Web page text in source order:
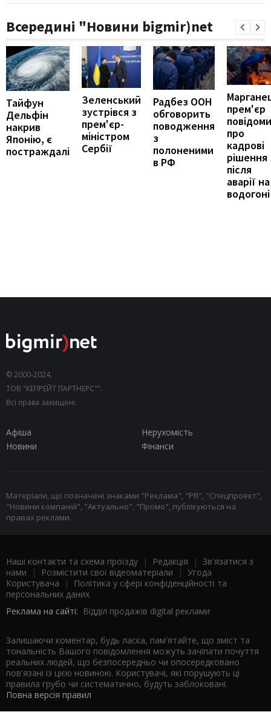
Всередині "Новини bigmir)net
Тайфун
Дельфін
накрив
Японію, є
постраждалі
Зеленський
зустрівся з
прем'єр-
міністром
Сербії
Радбез ООН
обговорить
поводження
з
полоненими
в РФ
прем'єр
про
кадрові
рішення
після
аварії на
водогоні
© 2000-2024,
ТОВ "КЕПРЕЙТ ПАРТНЕРС"".
Всі права захищені.
Афіша
Нерухомість
Новини
Фінанси
Матеріали, що позначені знаками "Реклама", "PR", "Спецпроект",
"Новини компаній", "Актуально", "Промо", публікуються на
правах реклами.
Наші контакти та схема проїзду | Редакція | Зв'язатися з
нами | Розмістити свої відеоматеріали | Угода
Користувача |
Політика у сфері конфіденційності та
персональних даних
Реклама на сайті: Відділ продажів digital реклами
Залишаючи коментар, будь ласка, пам'ятайте, що зміст та
тональність Вашого повідомлення можуть зачіпати почуття
реальних людей, що безпосередньо чи опосередковано
пов'язані із цією новиною. Користувачі, які порушують ці
правила грубо чи систематично, будуть заблоковані.
Повна версія правил